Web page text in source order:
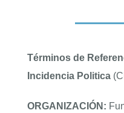
Términos de
Incidencia Politica
ORGANIZACIÓN: